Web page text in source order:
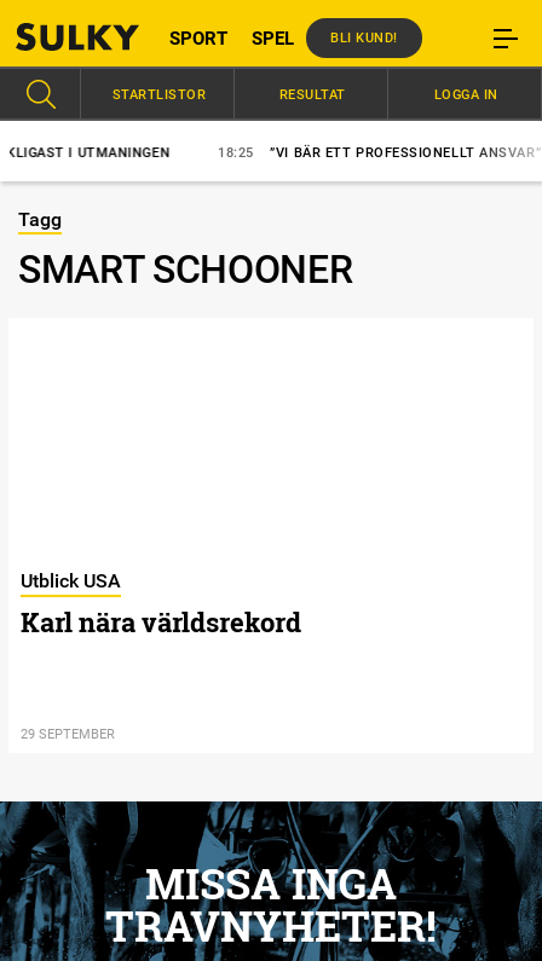
SPORT SPEL BLI KUND!
I UTMANINGEN 18:25 ”VI BÄR ETT PROFESSIONELLT ANSVAR”
STARTLISTOR RESULTAT LOGGA IN
Tagg
SMART SCHOONER
Utblick USA
Karl nära världsrekord
29 SEPTEMBER
MISSA INGA
TRAVNYHETER!